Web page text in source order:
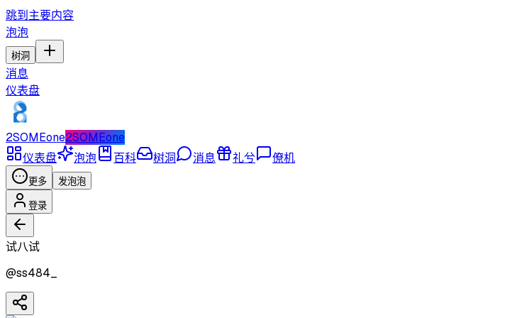
跳到主要内容
泡泡
树洞
消息
仪表盘
2SOMEone2SOMEone
仪表盘
泡泡 百科 树洞 消息 礼兮 僚机
更多 发泡泡
登录
试八试
@ss484_